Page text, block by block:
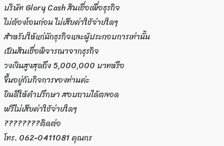
บริษัท Glory Cash สินเชื่อเพื่อธุรกิจ
ไม่ต้องโอนก่อน ไม่เสียค่าใช้จ่ายใดๆ
สำหรับให้แก่นักธุรกิจและผู้ประกอบการเท่านั้น
เป็นสินเชื่อพิจารณาจากธุรกิจ
วงเงินสูงสุดถึง 5,000,000 บาทหรือ
ขึ้นอยู่กับกิจการของท่านค่ะ
ยินดีให้คำปรึกษา สอบถามได้ตลอด
ฟรีไม่เสียค่าใช้จ่ายใดๆ
????????ติดต่อ
โทร. 062-0411081 คุณกร